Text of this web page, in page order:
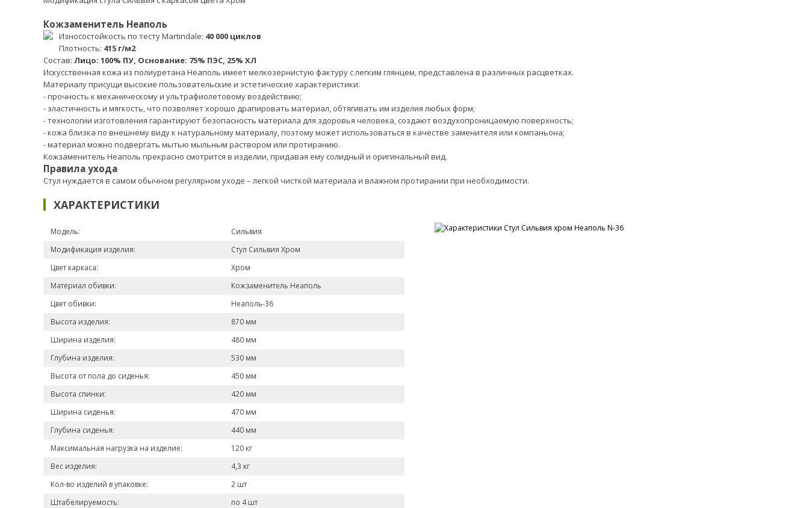
Кожзаменитель Неаполь
Износостойкость по тесту Martindale: 40 000 циклов
Плотность: 415 г/м2
Состав: Лицо: 100% ПУ, Основание: 75% ПЭС, 25% ХЛ
Искусственная кожа из полиуретана Неаполь имеет мелкозернистую фактуру с легким глянцем, представлена в различных расцветках.
Материалу присущи высокие пользовательские и эстетические характеристики:
- прочность к механическому и ультрафиолетовому воздействию;
- эластичность и мягкость, что позволяет хорошо драпировать материал, обтягивать им изделия любых форм;
- технологии изготовления гарантируют безопасность материала для здоровья человека, создают воздухопроницаемую поверхность;
- кожа близка по внешнему виду к натуральному материалу, поэтому может использоваться в качестве заменителя или компаньона;
- материал можно подвергать мытью мыльным раствором или протиранию.
Кожзаменитель Неаполь прекрасно смотрится в изделии, придавая ему солидный и оригинальный вид.
Правила ухода
Стул нуждается в самом обычном регулярном уходе – легкой чисткой материала и влажном протирании при необходимости.
ХАРАКТЕРИСТИКИ
Модель:
Сильвия
Модификация изделия:
Стул Сильвия Хром
Цвет каркаса:
Хром
Материал обивки:
Кожзаменитель Неаполь
Цвет обивки:
Неаполь-36
Высота изделия:
870 мм
Ширина изделия:
480 мм
Глубина изделия:
530 мм
Высота от пола до сиденья:
450 мм
Высота спинки:
420 мм
Ширина сиденья:
470 мм
Глубина сиденья:
440 мм
Максимальная нагрузка на изделие:
120 кг
Вес изделия:
4,3 кг
Кол-во изделий в упаковке:
2 шт
Штабелируемость:
по 4 шт